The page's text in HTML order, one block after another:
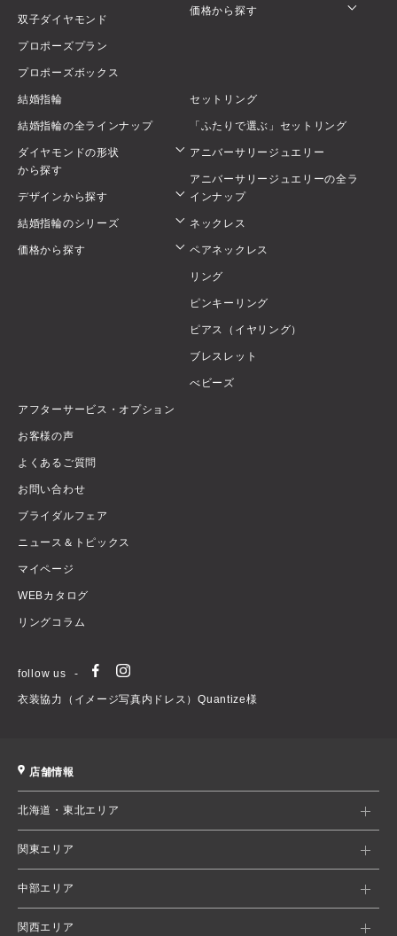
双子ダイヤモンド
プロポーズプラン
プロポーズボックス
価格から探す
結婚指輪
結婚指輪の全ラインナップ
ダイヤモンドの形状
から探す
デザインから探す
結婚指輪のシリーズ
価格から探す
セットリング
「ふたりで選ぶ」セットリング
アニバーサリージュエリー
アニバーサリージュエリーの全ラ
インナップ
ネックレス
ペアネックレス
リング
ピンキーリング
ピアス（イヤリング）
ブレスレット
べビーズ
アフターサービス・オプション
お客様の声
よくあるご質問
お問い合わせ
ブライダルフェア
ニュース＆トピックス
マイページ
WEBカタログ
リングコラム
follow us
衣装協力（イメージ写真内ドレス）Quantize様
店舗情報
北海道・東北エリア
関東エリア
中部エリア
関西エリア